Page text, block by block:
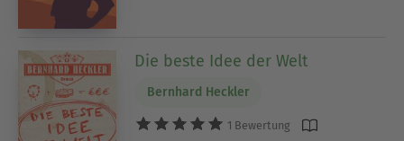
Die beste Idee der Welt
Bernhard Heckler
1 Bewertung